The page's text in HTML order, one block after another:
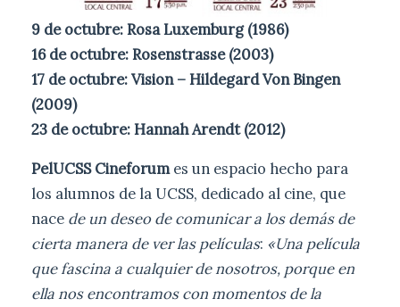
9 de octubre: Rosa Luxemburg (1986)
16 de octubre: Rosenstrasse (2003)
17 de octubre: Vision – Hildegard Von Bingen
(2009)
23 de octubre: Hannah Arendt (2012)
PelUCSS Cineforumes un espacio hecho para
los alumnos de la UCSS, dedicado al cine, que
nace de un deseo de comunicar a los demás de
cierta manera de ver las películas: «Una película
que fascina a cualquier de nosotros, porque en
ella nos encontramos con momentos de la